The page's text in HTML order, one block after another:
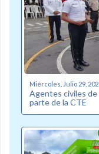
Miércoles, Julio 29,
Agentes civiles
parte de la CTE